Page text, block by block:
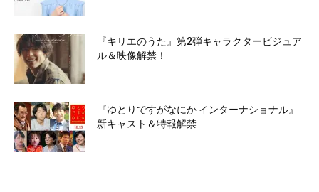
『キリエのうた』第2弾キャラクタービジュア
ル＆映像解禁！
『ゆとりですがなにか インターナショナル』
新キャスト＆特報解禁